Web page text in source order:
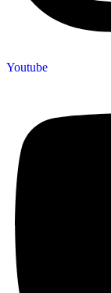
Youtube